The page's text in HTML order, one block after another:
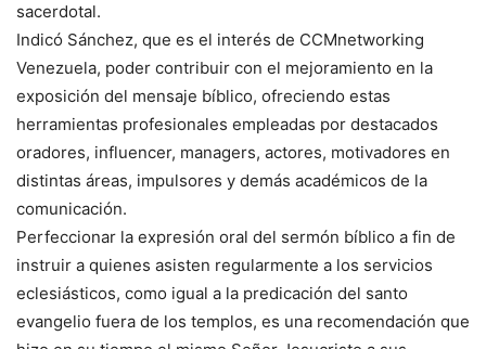
sacerdotal.
Indicó Sánchez, que es el interés de CCMnetworking
Venezuela, poder contribuir con el mejoramiento en la
exposición del mensaje bíblico, ofreciendo estas
herramientas profesionales empleadas por destacados
oradores, influencer, managers, actores, motivadores en
distintas áreas, impulsores y demás académicos de la
comunicación.
Perfeccionar la expresión oral del sermón bíblico a fin de
instruir a quienes asisten regularmente a los servicios
eclesiásticos, como igual a la predicación del santo
evangelio fuera de los templos, es una recomendación que